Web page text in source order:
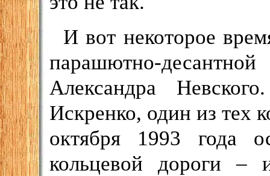
И вот некоторое
парашютно-
Александра
Искренко, один из тех
октября 1993 года
кольцевой дороги